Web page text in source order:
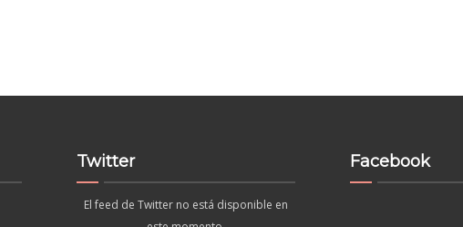
Twitter
El feed de Twitter no está disponible en
Facebook